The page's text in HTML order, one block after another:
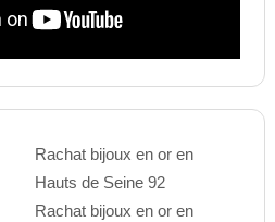
Rachat bijoux en or en
Hauts de Seine 92
Rachat bijoux en or en